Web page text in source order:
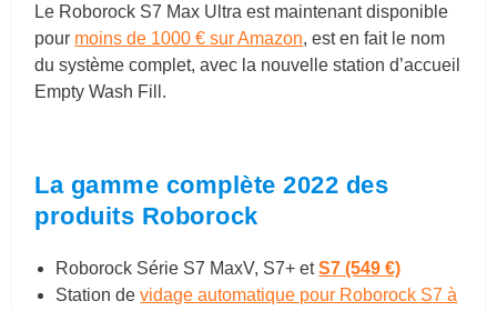
Le Roborock S7 Max Ultra est maintenant disponible
pour moins de 1000 € sur Amazon, est en fait le nom
du système complet, avec la nouvelle station d’accueil
Empty Wash Fill.
La gamme complète 2022 des
produits Roborock
Roborock Série S7 MaxV, S7+ etS7 (549 €)
Station devidage automatique pour Roborock S7 à